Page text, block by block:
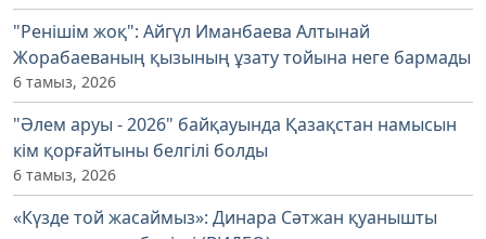
"Ренішім жоқ": Айгүл Иманбаева Алтынай
Жорабаеваның қызының ұзату тойына неге бармады
6 тамыз, 2026
"Әлем аруы - 2026" байқауында Қазақстан намысын
кім қорғайтыны белгілі болды
6 тамыз, 2026
«Күзде той жасаймыз»: Динара Сәтжан қуанышты